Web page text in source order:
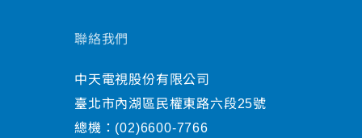
聯絡我們
中天電視股份有限公司
臺北市內湖區民權東路六段25號
總機： (02)6600-7766